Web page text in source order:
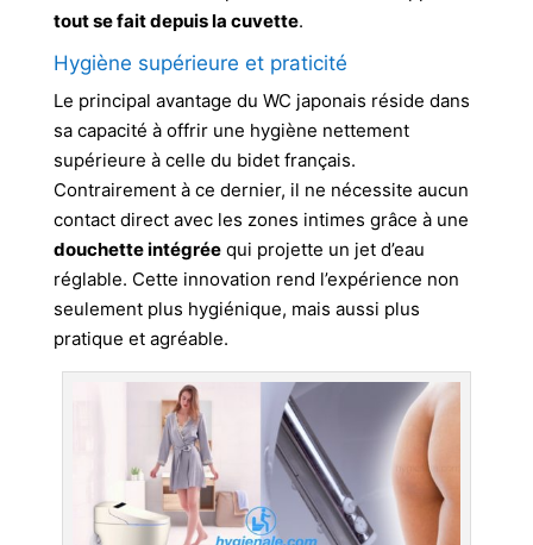
tout se fait depuis la cuvette.
Hygiène supérieure et praticité
Le principal avantage du WC japonais réside dans
sa capacité à offrir une hygiène nettement
supérieure à celle du bidet français.
Contrairement à ce dernier, il ne nécessite aucun
contact direct avec les zones intimes grâce à une
douchette intégréequi projette un jet d’eau
réglable. Cette innovation rend l’expérience non
seulement plus hygiénique, mais aussi plus
pratique et agréable.